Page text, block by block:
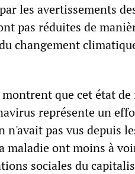
les avertissements
pas réduites de
changement
que cet état
représente un
pas vus depuis
maladie ont moins à
sociales du